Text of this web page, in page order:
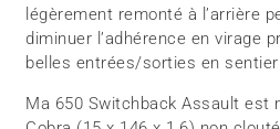
légèrement remonté à l’arrière
diminuer l’adhérence en virage
belles entrées/sorties en
Ma 650 Switchback Assault est